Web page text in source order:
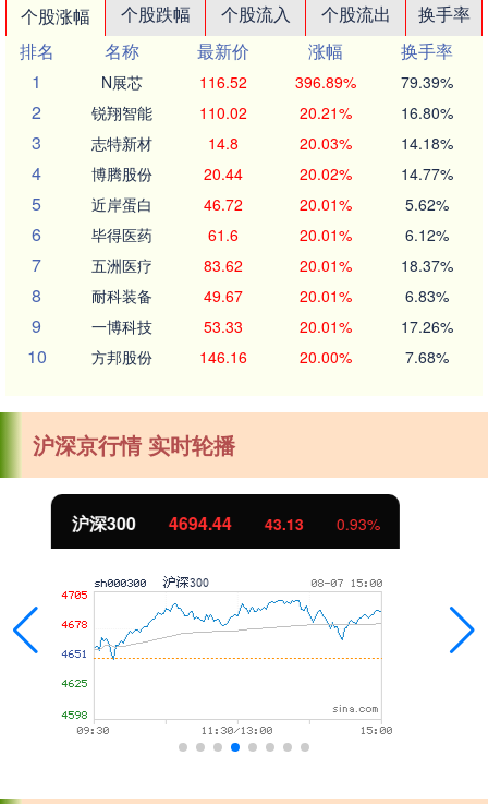
个股涨幅 个股跌幅 个股流入 个股流出
换手率
排名
名称 最新价 涨幅
换手率
1
N展芯 116.52 396.89% 79.39%
2 锐翔智能 110.02 20.21% 16.80%
3 志特新材 14.8 20.03% 14.18%
4 博腾股份 20.44 20.02% 14.77%
5 近岸蛋白 46.72 20.01% 5.62%
6 毕得医药 61.6 20.01% 6.12%
7 五洲医疗 83.62 20.01% 18.37%
8 耐科装备 49.67 20.01% 6.83%
9 一博科技 53.33 20.01% 17.26%
10 方邦股份 146.16 20.00% 7.68%
沪深京行情 实时轮播
北证50 1134.24 11.37 1.01%